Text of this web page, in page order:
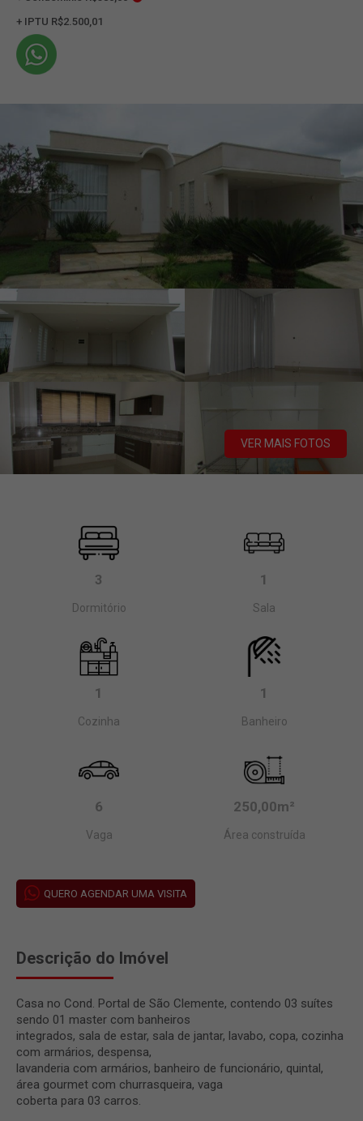
+ IPTU R$2.500,01
VER MAIS FOTOS
3
Dormitório
1
Sala
1
Cozinha
1
Banheiro
6
Vaga
250,00m²
Área construída
QUERO AGENDAR UMA VISITA
Descrição do Imóvel
Casa no Cond. Portal de São Clemente, contendo 03 suítes
sendo 01 master com banheiros
integrados, sala de estar, sala de jantar, lavabo, copa, cozinha
com armários, despensa,
lavanderia com armários, banheiro de funcionário, quintal,
área gourmet com churrasqueira, vaga
coberta para 03 carros.